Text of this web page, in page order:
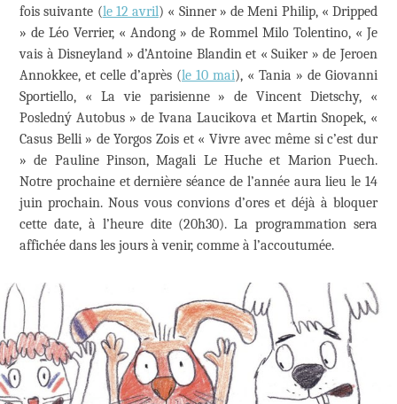
fois suivante (le 12 avril) « Sinner » de Meni Philip, « Dripped
» de Léo Verrier, « Andong » de Rommel Milo Tolentino, « Je
vais à Disneyland » d’Antoine Blandin et « Suiker » de Jeroen
Annokkee, et celle d’après (le 10 mai), « Tania » de Giovanni
Sportiello, « La vie parisienne » de Vincent Dietschy, «
Posledný Autobus » de Ivana Laucikova et Martin Snopek, «
Casus Belli » de Yorgos Zois et « Vivre avec même si c’est dur
» de Pauline Pinson, Magali Le Huche et Marion Puech.
Notre prochaine et dernière séance de l’année aura lieu le 14
juin prochain. Nous vous convions d’ores et déjà à bloquer
cette date, à l’heure dite (20h30). La programmation sera
affichée dans les jours à venir, comme à l’accoutumée.